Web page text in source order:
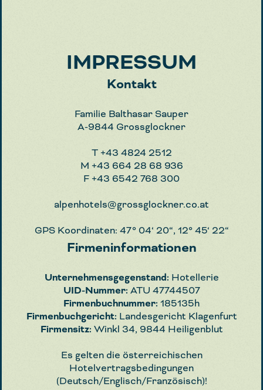
IMPRESSUM
Kontakt
Familie Balthasar Sauper
A-9844 Grossglockner
T+43 4824 2512
M +43 664 28 68 936
F +43 6542 768 300
alpenhotels@grossglockner.co.at
GPS Koordinaten: 47° 04‘ 20“, 12° 45‘ 22“
Firmeninformationen
Unternehmensgegenstand: Hotellerie
UID-Nummer: ATU 47744507
Firmenbuchnummer: 185135h
Firmenbuchgericht: Landesgericht Klagenfurt
Firmensitz: Winkl 34, 9844 Heiligenblut
Es gelten die österreichischen
Hotelvertragsbedingungen
(Deutsch/Englisch/Französisch)!